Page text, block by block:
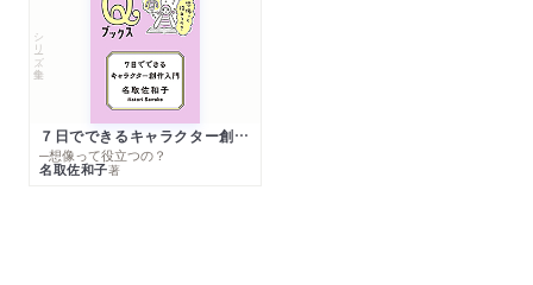
シリーズ・全集
７日でできるキャラクター創作入門
─想像って役立つの？
名取佐和子著